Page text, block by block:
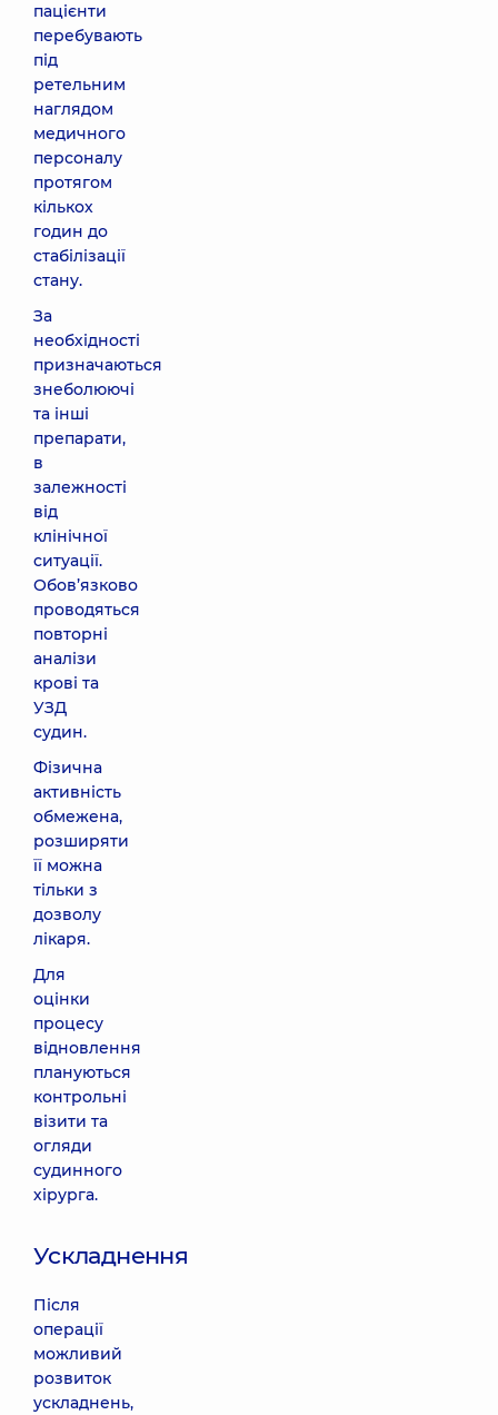
пацієнти
перебувають
під
ретельним
наглядом
медичного
персоналу
протягом
кількох
годин до
стабілізації
стану.
За
необхідності
призначаються
знеболюючі
та інші
препарати,
в
залежності
від
клінічної
ситуації.
Обов’язково
проводяться
повторні
аналізи
крові та
УЗД
судин.
Фізична
активність
обмежена,
розширяти
її можна
тільки з
дозволу
лікаря.
Для
оцінки
процесу
відновлення
плануються
контрольні
візити та
огляди
судинного
хірурга.
Ускладнення
Після
операції
можливий
розвиток
ускладнень,